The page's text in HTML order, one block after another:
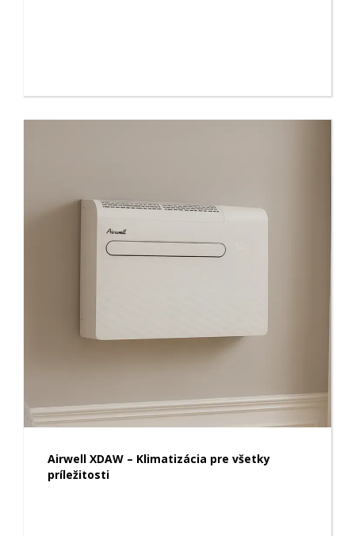
Airwell XDAW – Klimatizácia pre všetky
príležitosti